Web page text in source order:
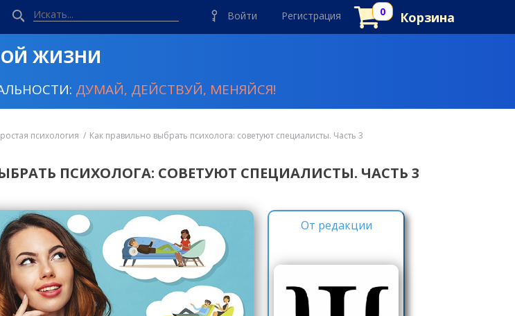
Войти Регистрация Корзина
ЖИЗНИ
ДУМАЙ, ДЕЙСТВУЙ, МЕНЯЙСЯ!
психология Как правильно выбрать психолога: советуют специалисты. Часть 3
ПСИХОЛОГА: СОВЕТУЮТ СПЕЦИАЛИСТЫ. ЧАСТЬ 3
От редакции